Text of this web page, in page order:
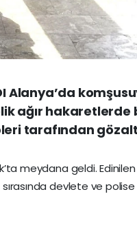
Alanya’da
ağır
tarafından
meydana geldi.
devlete ve